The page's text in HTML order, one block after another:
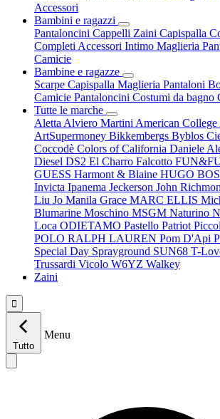
Accessori
Bambini e ragazzi
Pantaloncini Cappelli Zaini Capispalla
Completi Accessori Intimo Maglieria
Camicie
Bambine e ragazze
Scarpe Capispalla Maglieria Pantaloni
Camicie Pantaloncini Costumi da bagno
Tutte le marche
Aletta Alviero Martini American College
ArtSupermoney Bikkembergs Byblos
Coccodè Colors of California Daniele
Diesel DS2 El Charro Falcotto
GUESS Harmont & Blaine HUGO
Invicta Ipanema Jeckerson John
Liu Jo Manila Grace MARC ELLIS
Blumarine Moschino MSGM Naturino
Loca ODIETAMO Pastello Patriot
POLO RALPH LAUREN Pom D'Api
Special Day Sprayground SUN68 T-
Trussardi Vicolo W6YZ Walkey
Zaini

Tutto
Menu